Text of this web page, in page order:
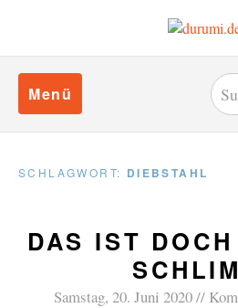
Menü
SCHLAGWORT: DIEBSTAHL
DAS IST
Samstag, 20. Juni 2020